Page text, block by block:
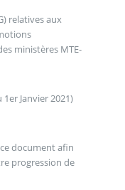
relatives aux
ministères MTE-
Janvier 2021)
document afin
progression de